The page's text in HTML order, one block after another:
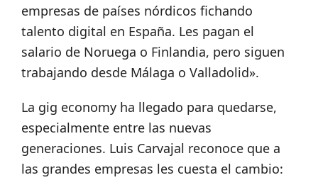
empresas de países nórdicos fichando
talento digital en España. Les pagan el
salario de Noruega o Finlandia, pero siguen
trabajando desde Málaga o Valladolid».
La gig economy ha llegado para quedarse,
especialmente entre las nuevas
generaciones. Luis Carvajal reconoce que a
las grandes empresas les cuesta el cambio: